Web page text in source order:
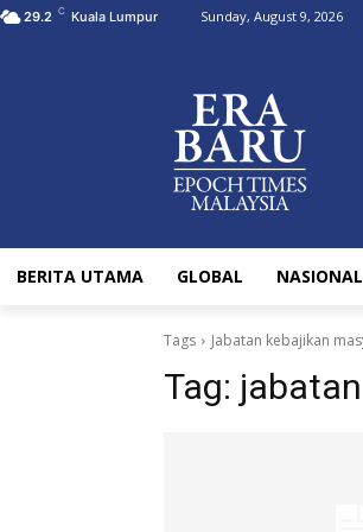
29.2 C Kuala Lumpur Sunday, August 9, 2026
BERITA UTAMA GLOBAL NASIONAL
Tags Jabatan kebajikan
Tag: